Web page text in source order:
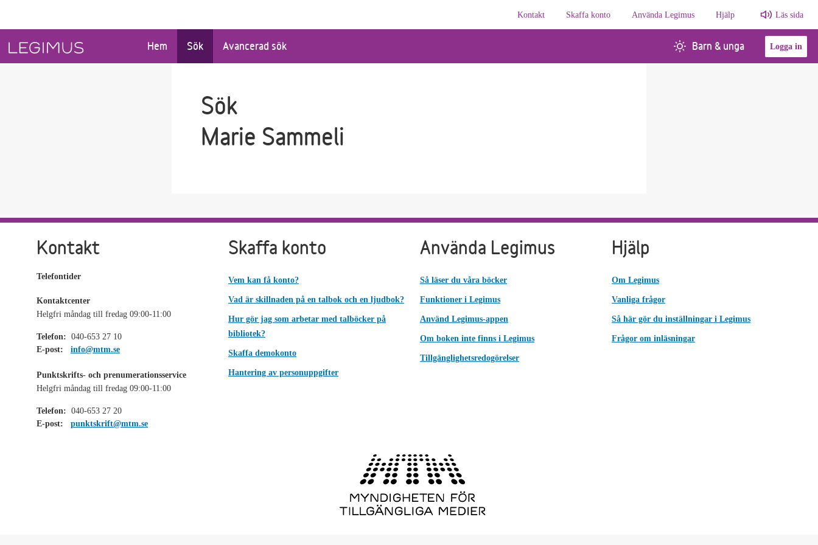
Kontakt
Skaffa konto Använda Legimus Hjälp Läs sida
Hem Sök Avancerad sök Barn & unga Logga in
Sök
Marie Sammeli
Kontakt
Telefontider
Kontaktcenter
Helgfri måndag till fredag 09:00-11:00
Telefon: 040-653 27 10
E-post:
info@mtm.se
Punktskrifts- och prenumerationsservice
Helgfri måndag till fredag 09:00-11:00
Telefon: 040-653 27 20
E-post:
punktskrift@mtm.se
Skaffa konto
Vem kan få konto?
Vad är skillnaden på en talbok och en ljudbok?
Hur gör jag som arbetar med talböcker på
bibliotek?
Skaffa demokonto
Hantering av personuppgifter
Använda Legimus
Så läser du våra böcker
Funktioner i Legimus
Använd Legimus-appen
Om boken inte finns i Legimus
Tillgänglighetsredogörelser
Hjälp
Om Legimus
Vanliga frågor
Så här gör du inställningar i Legimus
Frågor om inläsningar